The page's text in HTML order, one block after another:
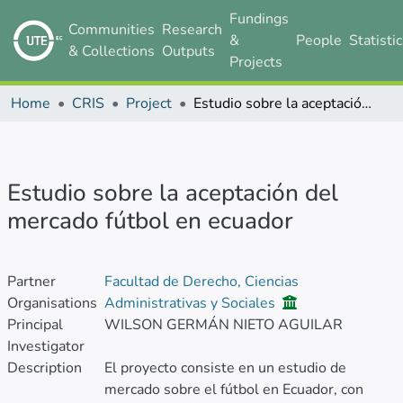
Communities
& Collections
Research
Outputs
Fundings
&
Projects
People
Home CRIS Project Estudio sobre la aceptación del mercado fútbol en ecuador
Estudio sobre la aceptación del
mercado fútbol en ecuador
Partner
Organisations
Facultad de Derecho, Ciencias
Administrativas y Sociales
Principal
Investigator
WILSON GERMÁN NIETO AGUILAR
Description
El proyecto consiste en un estudio de
mercado sobre el fútbol en Ecuador, con